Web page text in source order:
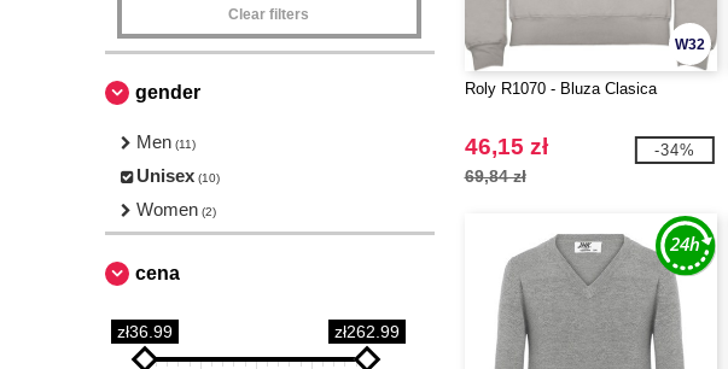
Clear filters
gender
Men (11)
Unisex (10)
Women (2)
cena
zł36.99 zł262.99
W32
Roly R1070 - Bluza Clasica
46,15 zł
69,84 zł
-34%